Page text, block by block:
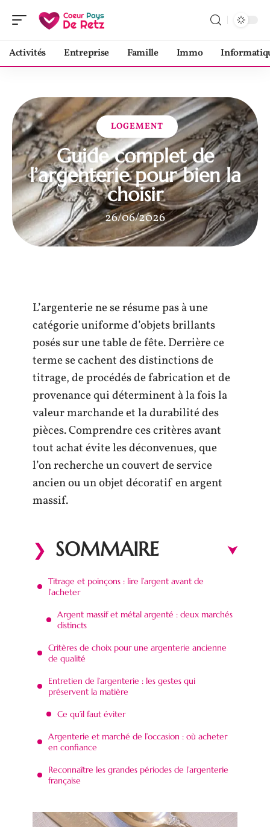
Activités Entreprise Famille Immo
LOGEMENT
Guide complet de
l’argenterie pour bien la
choisir
26/06/2026
L’argenterie ne se résume pas à une
catégorie uniforme d’objets brillants
posés sur une table de fête. Derrière ce
terme se cachent des distinctions de
titrage, de procédés de fabrication et de
provenance qui déterminent à la fois la
valeur marchande et la durabilité des
pièces. Comprendre ces critères avant
tout achat évite les déconvenues, que
l’on recherche un couvert de service
ancien ou un objet décoratif en argent
massif.
SOMMAIRE
Titrage et poinçons : lire l’argent avant de
l’acheter
Argent massif et métal argenté : deux marchés
distincts
Critères de choix pour une argenterie ancienne
de qualité
Entretien de l’argenterie : les gestes qui
préservent la matière
Ce qu’il faut éviter
Argenterie et marché de l’occasion : où acheter
en confiance
Reconnaître les grandes périodes de l’argenterie
française